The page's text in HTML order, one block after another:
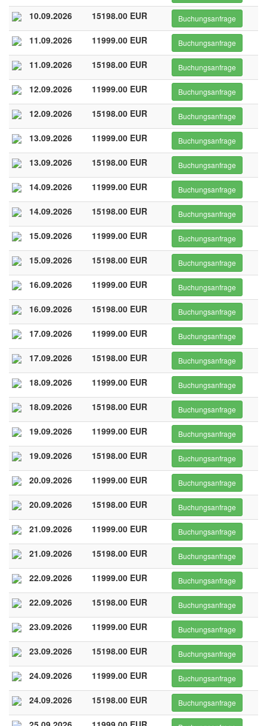
10.09.2026 15198.00 EUR Buchungsanfrage
11.09.2026 11999.00 EUR Buchungsanfrage
11.09.2026 15198.00 EUR Buchungsanfrage
12.09.2026 11999.00 EUR Buchungsanfrage
12.09.2026 15198.00 EUR Buchungsanfrage
13.09.2026 11999.00 EUR Buchungsanfrage
13.09.2026 15198.00 EUR Buchungsanfrage
14.09.2026 11999.00 EUR Buchungsanfrage
14.09.2026 15198.00 EUR Buchungsanfrage
15.09.2026 11999.00 EUR Buchungsanfrage
15.09.2026 15198.00 EUR Buchungsanfrage
16.09.2026 11999.00 EUR Buchungsanfrage
16.09.2026 15198.00 EUR Buchungsanfrage
17.09.2026 11999.00 EUR Buchungsanfrage
17.09.2026 15198.00 EUR Buchungsanfrage
18.09.2026 11999.00 EUR Buchungsanfrage
18.09.2026 15198.00 EUR Buchungsanfrage
19.09.2026 11999.00 EUR Buchungsanfrage
19.09.2026 15198.00 EUR Buchungsanfrage
20.09.2026 11999.00 EUR Buchungsanfrage
20.09.2026 15198.00 EUR Buchungsanfrage
21.09.2026 11999.00 EUR Buchungsanfrage
21.09.2026 15198.00 EUR Buchungsanfrage
22.09.2026 11999.00 EUR Buchungsanfrage
22.09.2026 15198.00 EUR Buchungsanfrage
23.09.2026 11999.00 EUR Buchungsanfrage
23.09.2026 15198.00 EUR Buchungsanfrage
24.09.2026 11999.00 EUR Buchungsanfrage
24.09.2026 15198.00 EUR Buchungsanfrage